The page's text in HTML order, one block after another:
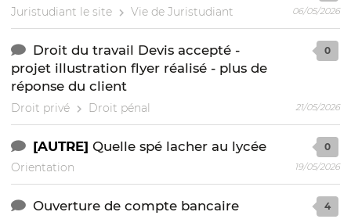
Juristudiant le site Vie de Juristudiant 06/05/2026
Droit du travail Devis accepté -
projet illustration flyer réalisé - plus de
réponse du client
Droit privé Droit pénal
0
21/05/2026
[AUTRE] Quelle spé lacher au lycée
Orientation
0
19/05/2026
Ouverture de compte bancaire 4